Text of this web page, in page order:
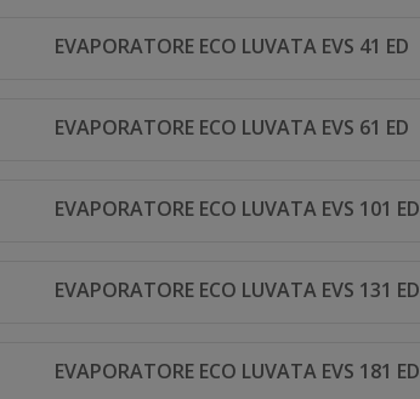
EVAPORATORE ECO LUVATA EVS 41 ED
EVAPORATORE ECO LUVATA EVS 61 ED
EVAPORATORE ECO LUVATA EVS 101 ED
EVAPORATORE ECO LUVATA EVS 131 ED
EVAPORATORE ECO LUVATA EVS 181 ED